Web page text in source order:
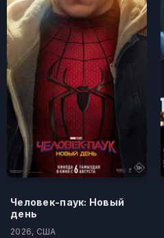
Человек-паук: Новый
день
2026, США